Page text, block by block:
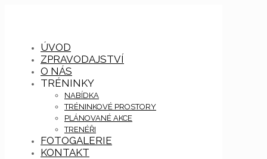
ÚVOD
ZPRAVODAJSTVÍ
O NÁS
TRÉNINKY
NABÍDKA
TRÉNINKOVÉ PROSTORY
PLÁNOVANÉ AKCE
TRENÉŘI
FOTOGALERIE
KONTAKT